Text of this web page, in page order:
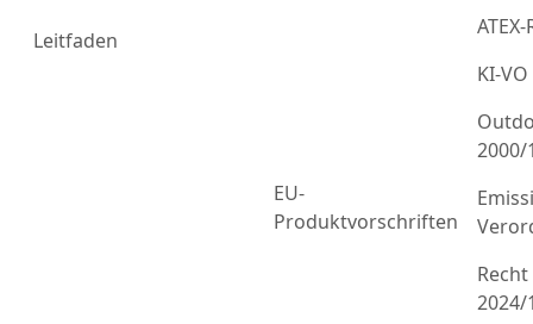
Leitfaden
EU-
Produktvorschriften
KI-
2000/
2024/